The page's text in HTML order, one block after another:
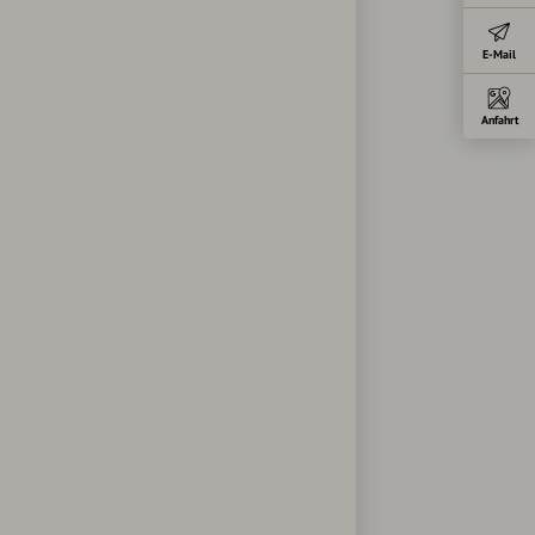
E-Mail
Anfahrt